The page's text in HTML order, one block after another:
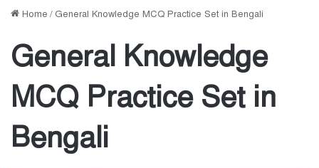
Home / General Knowledge MCQ Practice Set in Bengali
General Knowledge
MCQ Practice Set in
Bengali